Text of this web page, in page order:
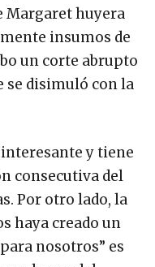
Margaret huyera
insumos de
un corte abrupto
se disimuló con la
y tiene
consecutiva del
Por otro lado, la
haya creado un
nosotros” es